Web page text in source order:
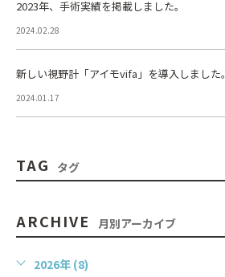
2023年、手術実績を掲載しました。
2024.02.28
新しい視野計「アイモvifa」を導入しました。
2024.01.17
TAG タグ
ARCHIVE 月別アーカイブ
2026年 (8)